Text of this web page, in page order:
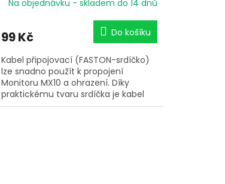
Na objednávku - skladem do 14 dnů
99 Kč Do košíku
Kabel připojovací (FASTON-srdíčko)
lze snadno použít k propojení
Monitoru MX10 a ohrazení. Díky
praktickému tvaru srdíčka je kabel
použitelný pro všechny druhy vodičů.